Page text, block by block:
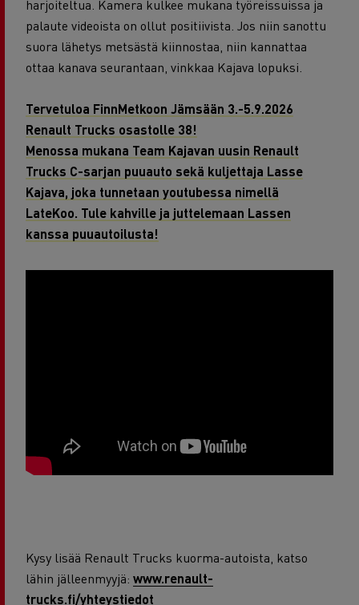
harjoiteltua. Kamera kulkee mukana työreissuissa ja
palaute videoista on ollut positiivista. Jos niin sanottu
suora lähetys metsästä kiinnostaa, niin kannattaa
ottaa kanava seurantaan, vinkkaa Kajava lopuksi.
Tervetuloa FinnMetkoon Jämsään 3.-5.9.2026
Renault Trucks osastolle 38!
Menossa mukana Team Kajavan uusin Renault
Trucks C-sarjan puuauto sekä kuljettaja Lasse
Kajava, joka tunnetaan youtubessa nimellä
LateKoo. Tule kahville ja juttelemaan Lassen
kanssa puuautoilusta!
Kysy lisää Renault Trucks kuorma-autoista, katso
lähin jälleenmyyjä: www.renault-
trucks.fi/yhteystiedot